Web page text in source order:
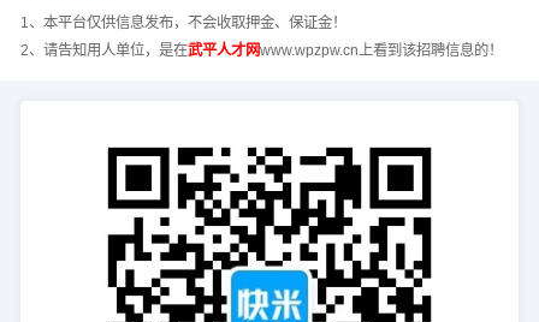
1、本平台仅供信息发布，不会收取押金、保证金！
2、请告知用人单位，是在武平人才网www.wpzpw.cn上看到该招聘信息的！